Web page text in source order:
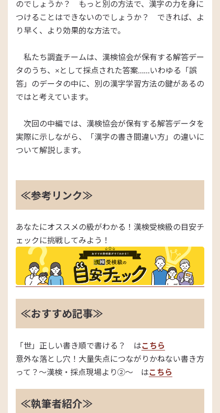
のでしょうか？ もっと別の方法で、漢字の力を身に
つけることはできないのでしょうか？ できれば、よ
り早く、より効果的な方法で。
私たち調査チームは、漢検協会が保有する解答デー
タのうち、×として採点された答案……いわゆる「誤
答」のデータの中に、別の漢字学習方法の鍵があるの
ではと考えています。
次回の中編では、漢検協会が保有する解答データを
実際に示しながら、「漢字の書き間違い方」の違いに
ついて解説します。
≪参考リンク≫
あなたにオススメの級がわかる！漢検受検級の目安チ
ェックに挑戦してみよう！
≪おすすめ記事≫
「世」正しい書き順で書ける？ はこちら
意外な落とし穴！大量失点につながりかねない書き方
って？～漢検・採点現場より②～ はこちら
≪執筆者紹介≫